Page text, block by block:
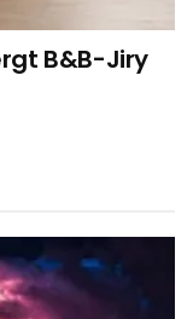
B&B-Jiry